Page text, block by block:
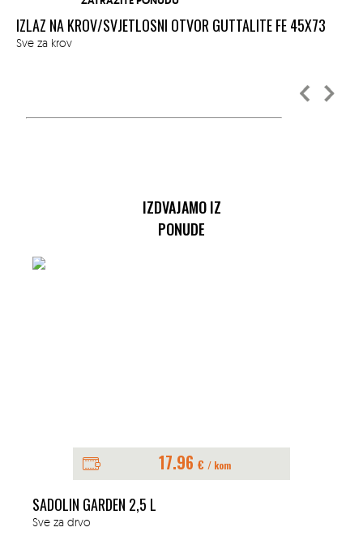
IZLAZ NA KROV/SVJETLOSNI OTVOR GUTTALITE FE 45X73
Sve za krov
IZDVAJAMO IZ
PONUDE
17.96 € / kom
SADOLIN GARDEN 2,5 L
Sve za drvo